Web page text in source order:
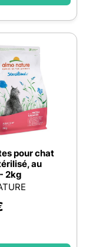
pour chat
au
2kg